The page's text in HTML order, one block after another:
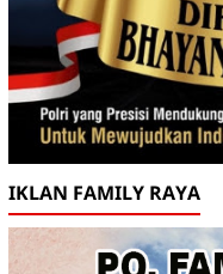
IKLAN FAMILY RAYA